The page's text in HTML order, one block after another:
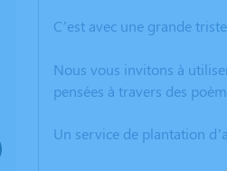
C’est avec une grande
Nous vous invitons à
pensées à travers des
Un service de plantation